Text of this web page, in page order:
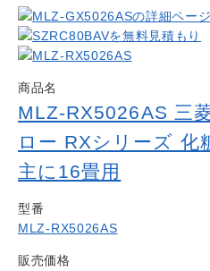
商品名
MLZ-RX5026AS 三
ロー RXシリーズ 化
主に16畳用
型番
MLZ-RX5026AS
販売価格